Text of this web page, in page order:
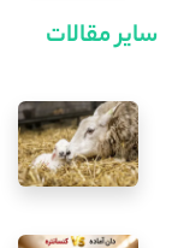
سایر مقالات